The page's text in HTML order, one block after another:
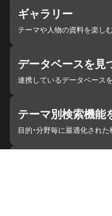
ギャラリー
テーマや人物の資料を楽し
データベースを見
連携しているデータベース
テーマ別検索機能
目的・分野毎に最適化された